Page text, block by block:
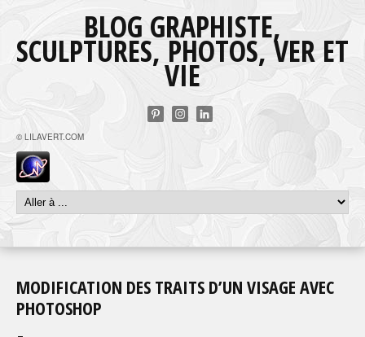
BLOG GRAPHISTE,
SCULPTURES, PHOTOS, VER ET
VIE
© LILAVERT.COM
MODIFICATION DES TRAITS D’UN VISAGE AVEC
PHOTOSHOP